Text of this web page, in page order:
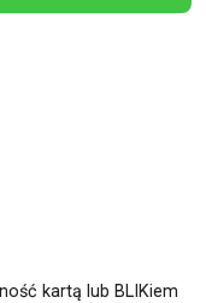
kartą lub BLIKiem